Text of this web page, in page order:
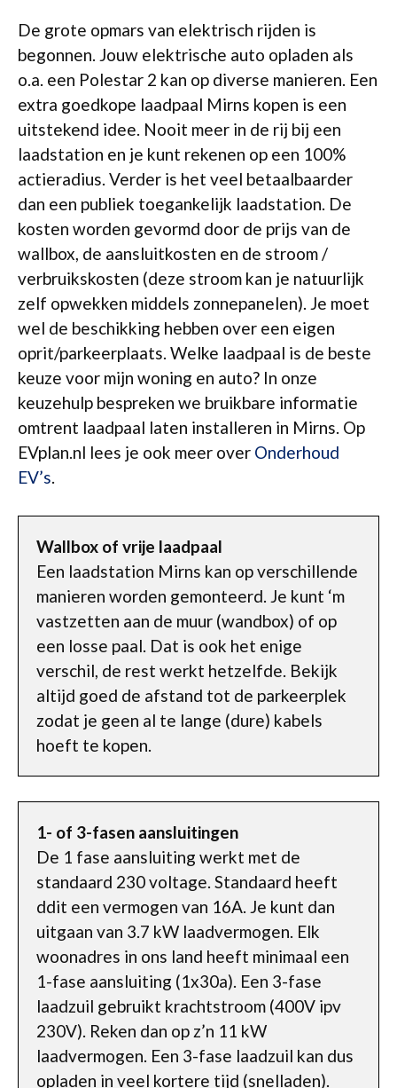
De grote opmars van elektrisch rijden is
begonnen. Jouw elektrische auto opladen als
o.a. een Polestar 2 kan op diverse manieren. Een
extra goedkope laadpaal Mirns kopen is een
uitstekend idee. Nooit meer in de rij bij een
laadstation en je kunt rekenen op een 100%
actieradius. Verder is het veel betaalbaarder
dan een publiek toegankelijk laadstation. De
kosten worden gevormd door de prijs van de
wallbox, de aansluitkosten en de stroom /
verbruikskosten (deze stroom kan je natuurlijk
zelf opwekken middels zonnepanelen). Je moet
wel de beschikking hebben over een eigen
oprit/parkeerplaats. Welke laadpaal is de beste
keuze voor mijn woning en auto? In onze
keuzehulp bespreken we bruikbare informatie
omtrent laadpaal laten installeren in Mirns. Op
EVplan.nl lees je ook meer over Onderhoud
EV’s.
Wallbox of vrije laadpaal
Een laadstation Mirns kan op verschillende
manieren worden gemonteerd. Je kunt ‘m
vastzetten aan de muur (wandbox) of op
een losse paal. Dat is ook het enige
verschil, de rest werkt hetzelfde. Bekijk
altijd goed de afstand tot de parkeerplek
zodat je geen al te lange (dure) kabels
hoeft te kopen.
1- of 3-fasen aansluitingen
De 1 fase aansluiting werkt met de
standaard 230 voltage. Standaard heeft
ddit een vermogen van 16A. Je kunt dan
uitgaan van 3.7 kW laadvermogen. Elk
woonadres in ons land heeft minimaal een
1-fase aansluiting (1x30a). Een 3-fase
laadzuil gebruikt krachtstroom (400V ipv
230V). Reken dan op z’n 11 kW
laadvermogen. Een 3-fase laadzuil kan dus
opladen in veel kortere tijd (snelladen).